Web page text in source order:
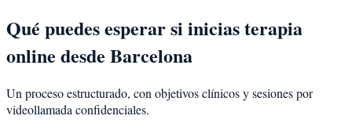
Qué puedes esperar si inicias terapia
online desde Barcelona
Un proceso estructurado, con objetivos clínicos y sesiones por
videollamada confidenciales.